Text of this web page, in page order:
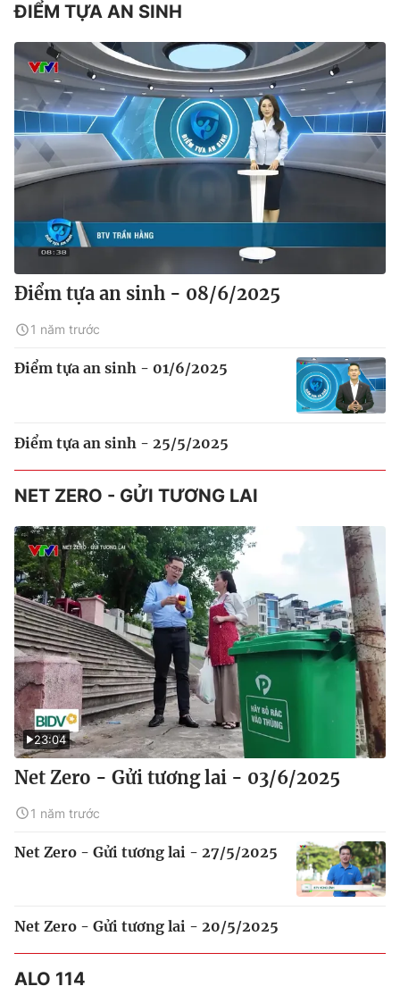
ĐIỂM TỰA AN SINH
Điểm tựa an sinh - 08/6/2025
1 năm trước
Điểm tựa an sinh - 01/6/2025
Điểm tựa an sinh - 25/5/2025
NET ZERO - GỬI TƯƠNG LAI
23:04
Net Zero - Gửi tương lai - 03/6/2025
1 năm trước
Net Zero - Gửi tương lai - 27/5/2025
Net Zero - Gửi tương lai - 20/5/2025
ALO 114